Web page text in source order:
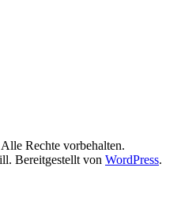
Alle Rechte vorbehalten.
Bereitgestellt von WordPress.